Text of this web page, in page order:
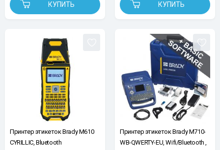
КУПИТЬ КУПИТЬ
Принтер этикеток Brady M610
CYRILLIC, Bluetooth
Принтер этикеток Brady M710-
WB-QWERTY-EU, Wifi/Bluetooth ,